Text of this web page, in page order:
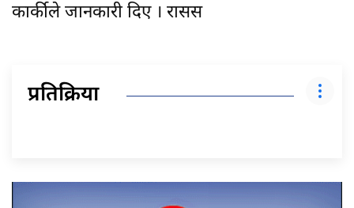
कार्कीले जानकारी दिए । रासस
प्रतिक्रिया